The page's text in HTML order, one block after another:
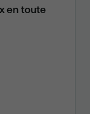
en toute